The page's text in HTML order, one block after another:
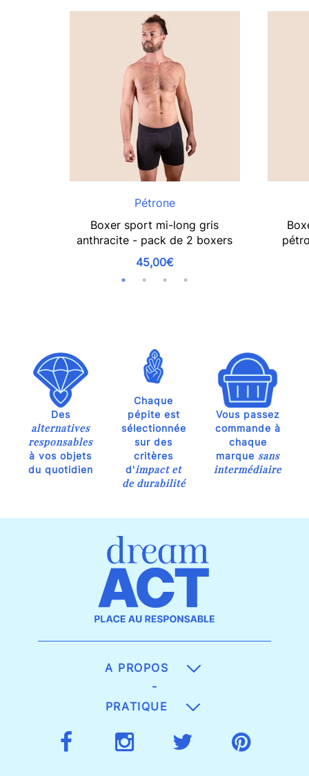
Pétrone
Boxer sport mi-long gris
anthracite - pack de 2 boxers
45,00€
Des
alternatives
responsables
à vos objets
du quotidien
Chaque
pépite est
sélectionnée
sur des
critères
d'impact et
de durabilité
Vous passez
commande à
chaque
marque sans
intermédiaire
A PROPOS
-
PRATIQUE